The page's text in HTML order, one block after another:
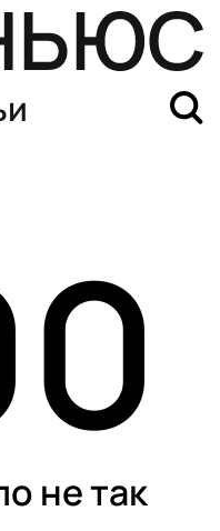
не так
построить дома